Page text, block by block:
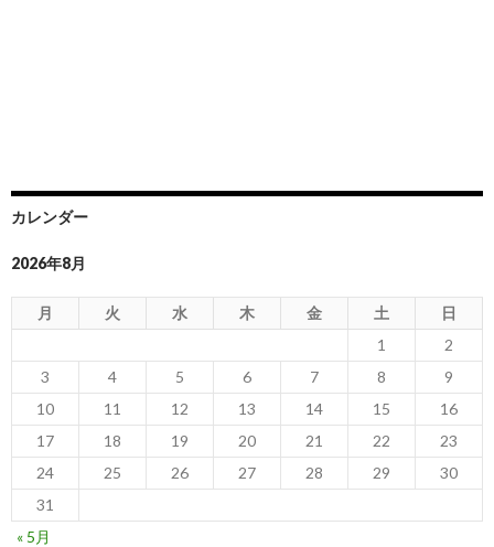
カレンダー
2026年8月
月 火 水 木 金 土
日
1
2
3
4 5 6 7 8
9
10
11 12 13 14 15
16
17
18 19 20 21 22
23
24
25 26 27 28 29
30
31
« 5月